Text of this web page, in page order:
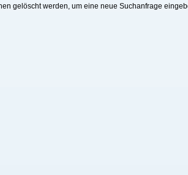
gelöscht werden, um eine neue Suchanfrage